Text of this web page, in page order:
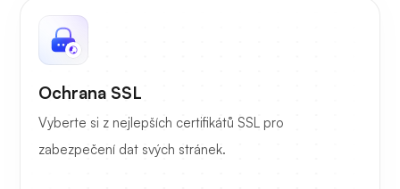
Ochrana SSL
Vyberte si z nejlepších certifikátů SSL pro
zabezpečení dat svých stránek.